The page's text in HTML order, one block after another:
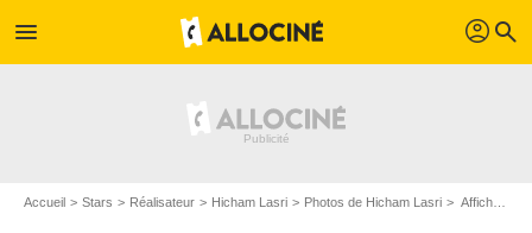
menu profil search
Accueil Stars Réalisateur Hicham Lasri Photos de Hicham Lasri Affiche Hicham Lasri